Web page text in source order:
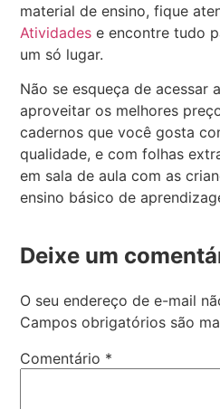
material de ensino, fique
Atividades e encontre tudo
um só lugar.
Não se esqueça de acessar
aproveitar os melhores
cadernos que você gosta
qualidade, e com folhas
em sala de aula com as
ensino básico de
Deixe um
O seu endereço de e-mail
Campos obrigatórios são
Comentário *